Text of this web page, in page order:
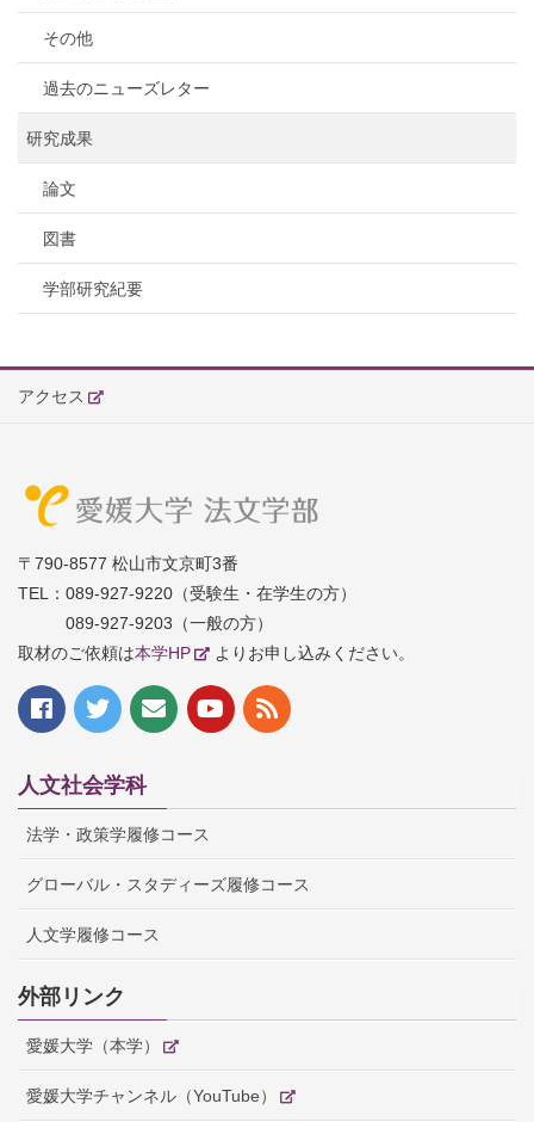
その他
過去のニューズレター
研究成果
論文
図書
学部研究紀要
アクセス
〒790-8577 松山市文京町3番
TEL： 089-927-9220（受験生・在学生の方）
089-927-9203（一般の方）
取材のご依頼は本学HP よりお申し込みください。
人文社会学科
法学・政策学履修コース
グローバル・スタディーズ履修コース
人文学履修コース
外部リンク
愛媛大学（本学）
愛媛大学チャンネル（YouTube）